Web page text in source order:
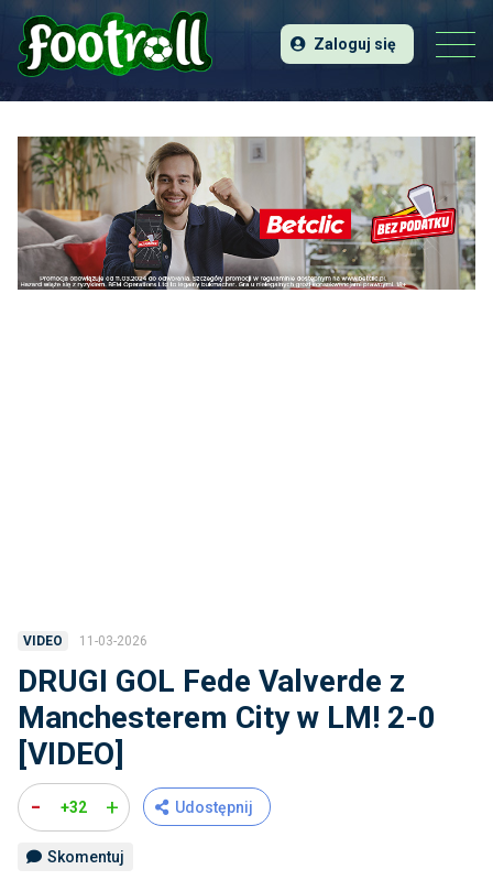
Zaloguj się
VIDEO 11-03-2026
DRUGI GOL Fede Valverde z
Manchesterem City w LM! 2-0
[VIDEO]
- +32 + Udostępnij
Skomentuj